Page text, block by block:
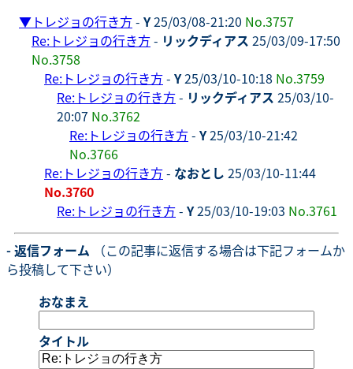
▼ トレジョの行き方- Y25/03/08-21:20 No.3757
Re:トレジョの行き方- リックディアス 25/03/09-17:50
No.3758
Re:トレジョの行き方- Y25/03/10-10:18 No.3759
Re:トレジョの行き方- リックディアス 25/03/10-
20:07 No.3762
Re:トレジョの行き方- Y25/03/10-21:42
No.3766
Re:トレジョの行き方- なおとし 25/03/10-11:44
No.3760
Re:トレジョの行き方- Y25/03/10-19:03 No.3761
- 返信フォーム （この記事に返信する場合は下記フォームか
ら投稿して下さい）
おなまえ
タイトル